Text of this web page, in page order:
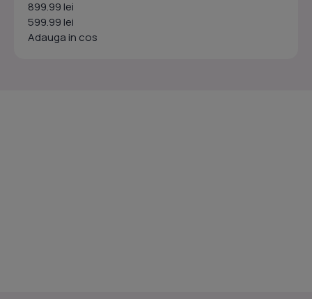
899.99 lei
599.99 lei
Adauga in cos